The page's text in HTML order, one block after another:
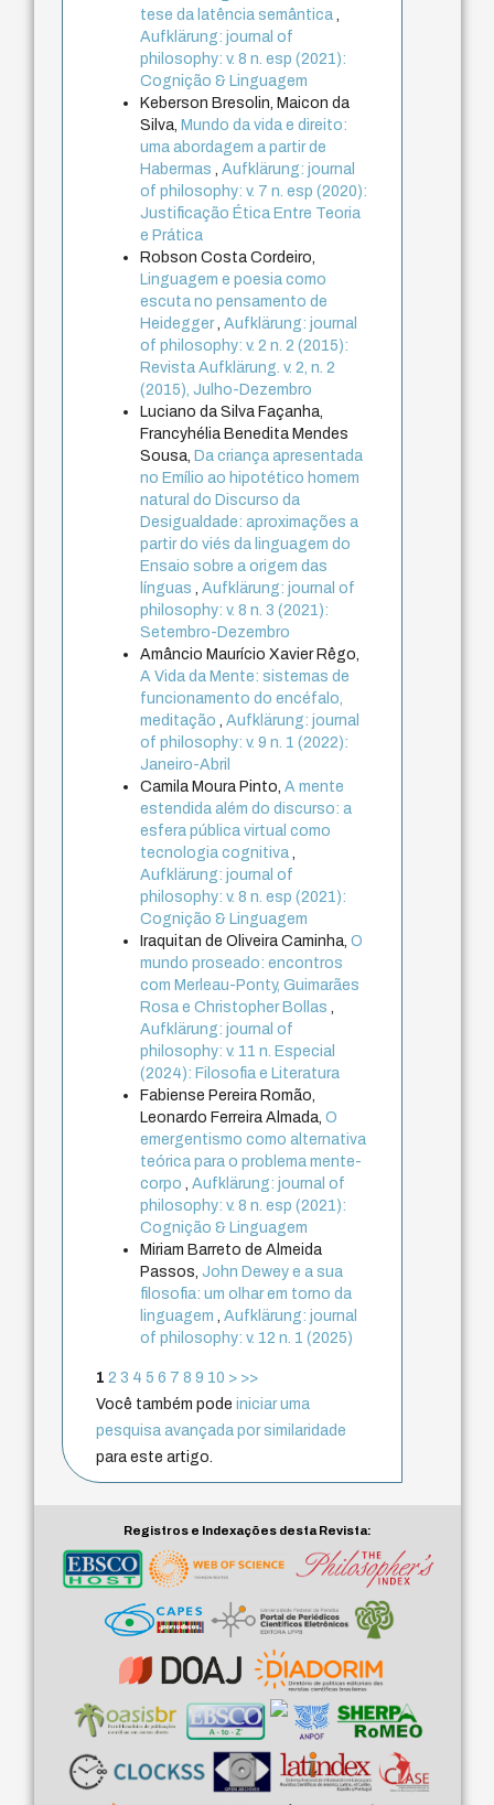
tese da latência semântica,
Aufklärung: journal of
philosophy: v. 8 n. esp (2021):
Cognição & Linguagem
Keberson Bresolin, Maicon da
Silva, Mundo da vida e direito:
uma abordagem a partir de
Habermas,Aufklärung: journal
of philosophy: v. 7 n. esp (2020):
Justificação Ética Entre Teoria
e Prática
Robson Costa Cordeiro,
Linguagem e poesia como
escuta no pensamento de
Heidegger,Aufklärung: journal
of philosophy: v. 2 n. 2 (2015):
Revista Aufklärung. v. 2, n. 2
(2015), Julho-Dezembro
Luciano da Silva Façanha,
Francyhélia Benedita Mendes
Sousa, Da criança apresentada
no Emílio ao hipotético homem
natural do Discurso da
Desigualdade: aproximações a
partir do viés da linguagem do
Ensaio sobre a origem das
línguas,Aufklärung: journal of
philosophy: v. 8 n. 3 (2021):
Setembro-Dezembro
Amâncio Maurício Xavier Rêgo,
A Vida da Mente: sistemas de
funcionamento do encéfalo,
meditação,Aufklärung: journal
of philosophy: v. 9 n. 1 (2022):
Janeiro-Abril
Camila Moura Pinto,A mente
estendida além do discurso: a
esfera pública virtual como
tecnologia cognitiva,
Aufklärung: journal of
philosophy: v. 8 n. esp (2021):
Cognição & Linguagem
Iraquitan de Oliveira Caminha,O
mundo proseado: encontros
com Merleau-Ponty, Guimarães
Rosa e Christopher Bollas,
Aufklärung: journal of
philosophy: v. 11 n. Especial
(2024): Filosofia e Literatura
Fabiense Pereira Romão,
Leonardo Ferreira Almada,O
emergentismo como alternativa
teórica para o problema mente-
corpo,Aufklärung: journal of
philosophy: v. 8 n. esp (2021):
Cognição & Linguagem
Miriam Barreto de Almeida
Passos,John Dewey e a sua
filosofia: um olhar em torno da
linguagem,Aufklärung: journal
of philosophy: v. 12 n. 1 (2025)
1 2 3 4 5 6 7 8 9 10 > >>
Você também podeiniciar uma
pesquisa avançada por similaridade
para este artigo.
Registros e Indexações desta Revista: